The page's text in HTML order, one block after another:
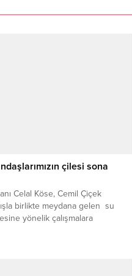
çilesi sona
Celal Köse, Cemil Çiçek
birlikte meydana gelen su
yönelik çalışmalara
vatandaşların ve sürücülerin bu
söyledi.